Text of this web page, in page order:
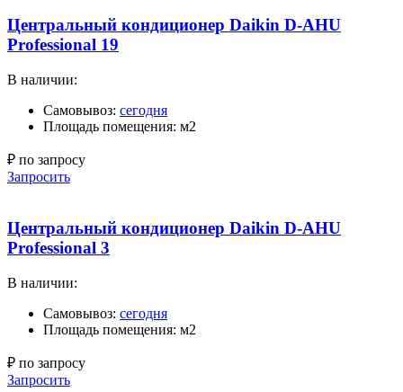
Центральный кондиционер Daikin D-AHU
Professional 19
В наличии:
Самовывоз: сегодня
Площадь помещения: м2
₽ по запросу
Запросить
Центральный кондиционер Daikin D-AHU
Professional 3
В наличии:
Самовывоз: сегодня
Площадь помещения: м2
₽ по запросу
Запросить